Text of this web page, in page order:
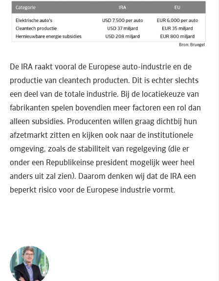
De IRA raakt vooral de Europese auto-industrie en de
productie van cleantech producten. Dit is echter slechts
een deel van de totale industrie. Bij de locatiekeuze van
fabrikanten spelen bovendien meer factoren een rol dan
alleen subsidies. Producenten willen graag dichtbij hun
afzetmarkt zitten en kijken ook naar de institutionele
omgeving, zoals de stabiliteit van regelgeving (die er
onder een Republikeinse president mogelijk weer heel
anders uit zal zien). Daarom denken wij dat de IRA een
beperkt risico voor de Europese industrie vormt.